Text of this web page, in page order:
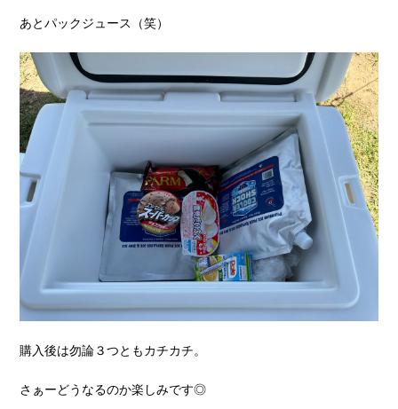
あとパックジュース（笑）
購入後は勿論３つともカチカチ。
さぁーどうなるのか楽しみです◎